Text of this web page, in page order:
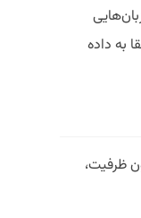
به داده
ظرفیت،